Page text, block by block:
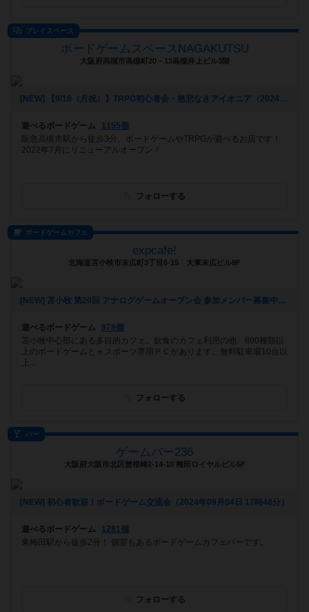
プレイスペース
ボードゲームスペースNAGAKUTSU
大阪府高槻市高槻町20－13高槻井上ビル3階
[NEW] 【9/16（月祝）】TRPG初心者会・慈悲なきアイオニア（2024年09月07日 22時01分）
遊べるボードゲーム
1155個
阪急高槻市駅から徒歩3分、ボードゲームやTRPGが遊べるお店です！
2022年7月にリニューアルオープン！
フォローする
ボードゲームカフェ
expcafe!
北海道苫小牧市末広町3丁目6-15 大東末広ビル9F
[NEW] 苫小牧 第20回 アナログゲームオープン会 参加メンバー募集中！（2024年09月05日 23時49分）
遊べるボードゲーム
878個
苫小牧中心部にある多目的カフェ。飲食のカフェ利用の他、800種類以
上のボードゲームとｅスポーツ専用ＰＣがあります。無料駐車場10台以
上...
フォローする
バー
ゲームバー236
大阪府大阪市北区曾根崎2-14-10 梅田ロイヤルビル5F
[NEW] 初心者歓迎！ボードゲーム交流会（2024年09月04日 17時48分）
遊べるボードゲーム
1281個
東梅田駅から徒歩2分！ 個室もあるボードゲームカフェバーです。
フォローする